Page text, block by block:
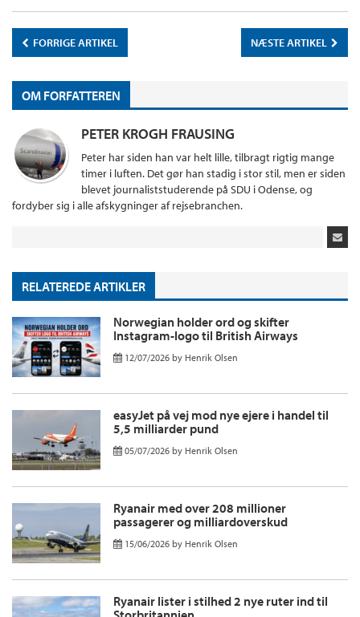
FORRIGE ARTIKEL NÆSTE ARTIKEL
OM FORFATTEREN
PETER KROGH FRAUSING
Peter har siden han var helt lille, tilbragt rigtig mange
timer i luften. Det gør han stadig i stor stil, men er siden
blevet journaliststuderende på SDU i Odense, og
fordyber sig i alle afskygninger af rejsebranchen.
RELATEREDE ARTIKLER
Norwegian holder ord og skifter
Instagram-logo til British Airways
12/07/2026 by Henrik Olsen
easyJet på vej mod nye ejere i handel til
5,5 milliarder pund
05/07/2026 by Henrik Olsen
Ryanair med over 208 millioner
passagerer og milliardoverskud
15/06/2026 by Henrik Olsen
Ryanair lister i stilhed 2 nye ruter ind til